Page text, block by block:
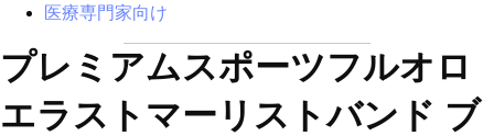
医療専門家向け
プレミアムスポーツフルオロ
エラストマーリストバンド ブ